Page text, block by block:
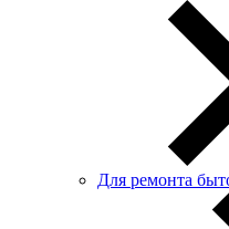
Для ремонта